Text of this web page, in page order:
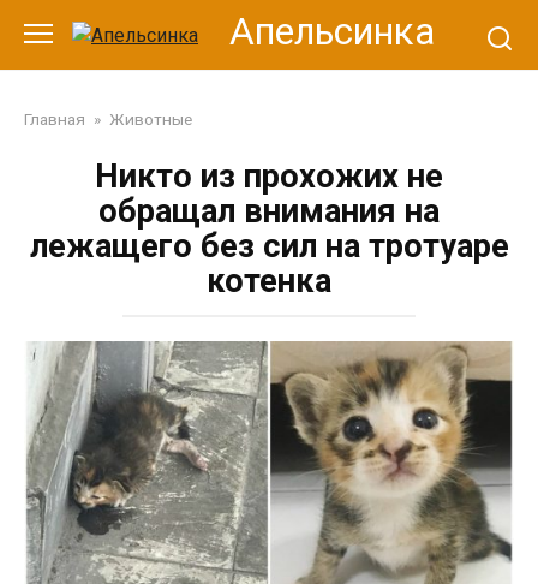
контенту
Апельсинка
Главная » Животные
Никто из прохожих не
обращал внимания на
лежащего без сил на тротуаре
котенка